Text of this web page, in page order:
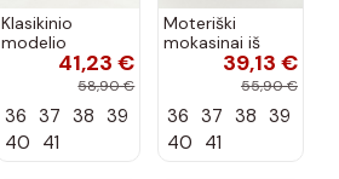
Klasikinio
modelio
aukštakulniai
bordo spalvos
Nesha
41,23 €
58,90 €
36 37 38 39
40 41
Moteriški
mokasinai iš
dirbtinės
zomšos, bordo
39,13 €
55,90 €
36 37 38 39
40 41